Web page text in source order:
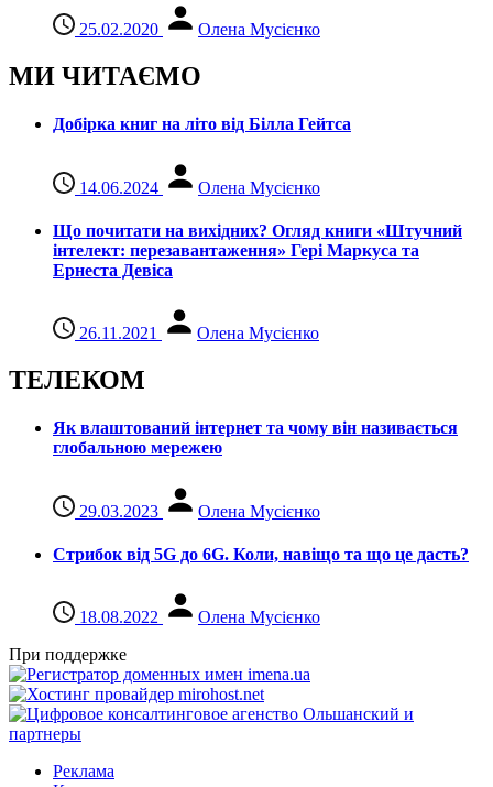
25.02.2020 Олена Мусієнко
МИ ЧИТАЄМО
Добірка книг на літо від Білла Гейтса
14.06.2024 Олена Мусієнко
Що почитати на вихідних? Огляд книги «Штучний
інтелект: перезавантаження» Гері Маркуса та
Ернеста Девіса
26.11.2021 Олена Мусієнко
ТЕЛЕКОМ
Як влаштований інтернет та чому він називається
глобальною мережею
29.03.2023 Олена Мусієнко
Стрибок від 5G до 6G. Коли, навіщо та що це даcть?
18.08.2022
Олена Мусієнко
При поддержке
Реклама